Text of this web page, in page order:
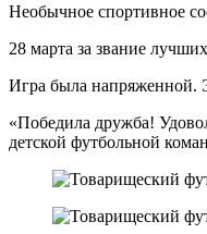
Необычное спортивное
28 марта за звание
Игра была напряженной.
«Победила дружба!
детской футбольной